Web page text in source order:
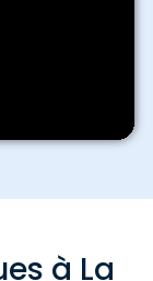
à La